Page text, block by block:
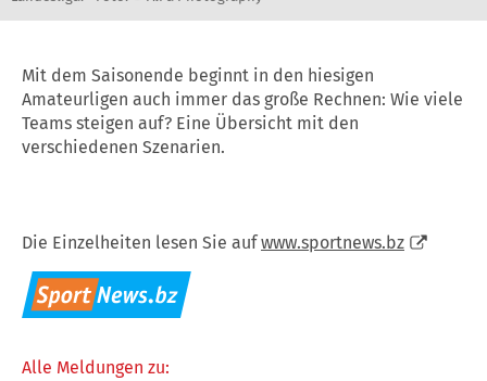
Mit dem Saisonende beginnt in den hiesigen
Amateurligen auch immer das große Rechnen: Wie viele
Teams steigen auf? Eine Übersicht mit den
verschiedenen Szenarien.
Die Einzelheiten lesen Sie aufwww.sportnews.bz
Alle Meldungen zu: